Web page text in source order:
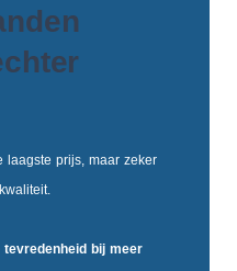
laagste prijs, maar zeker
tevredenheid bij meer